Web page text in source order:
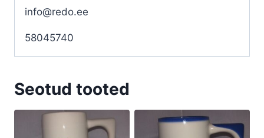
info@redo.ee
58045740
Seotud tooted